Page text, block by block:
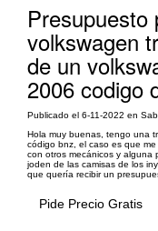
Presupuesto
volkswagen
de un
2006 codigo
Publicado el 6-11-2022 en
Hola muy buenas, tengo una
código bnz, el caso es que
con otros mecánicos y alguna
joden de las camisas de los
que quería recibir un
Pide Precio Gratis